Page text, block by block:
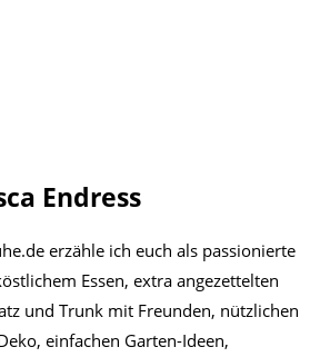
Endress
erzähle ich euch als passionierte
Essen, extra angezettelten
und Trunk mit Freunden, nützlichen
einfachen Garten-Ideen,